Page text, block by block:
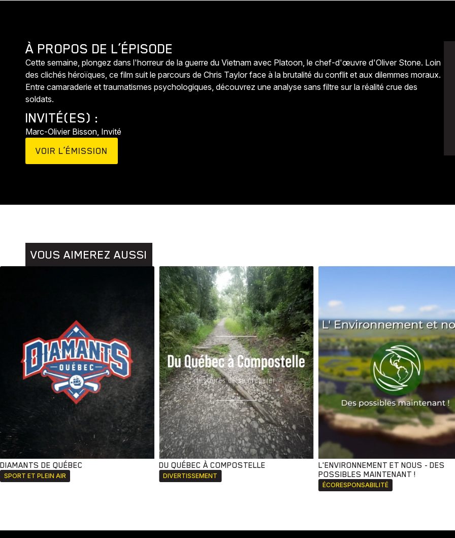
À PROPOS DE L’ÉPISODE
Cette semaine, plongez dans l'horreur de la guerre du Vietnam avec Platoon, le chef-d'œuvre d'Oliver Stone. Loin
des clichés héroïques, ce film suit le parcours de Chris Taylor face à la brutalité du conflit et aux dilemmes moraux.
Entre camaraderie et traumatismes psychologiques, découvrez une analyse sans filtre sur la réalité crue des
soldats.
INVITÉ(ES) :
Marc-Olivier Bisson, Invité
VOIR L’ÉMISSION
VOUS AIMEREZ AUSSI
DIAMANTS DE QUÉBEC
SPORT ET PLEIN AIR
DU QUÉBEC À COMPOSTELLE
DIVERTISSEMENT
L'ENVIRONNEMENT ET NOUS - DES
POSSIBLES MAINTENANT !
ÉCORESPONSABILITÉ